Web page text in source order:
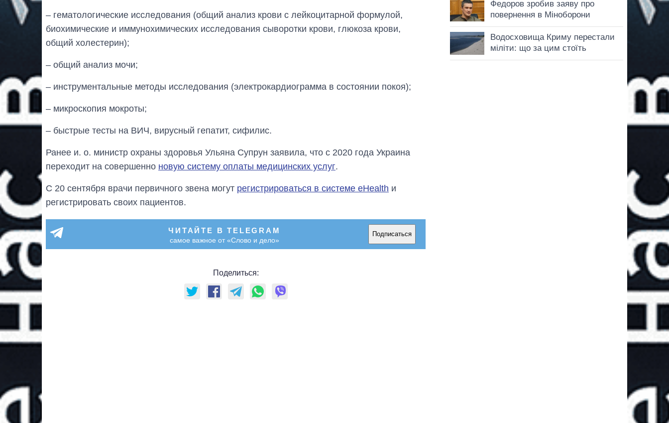
– гематологические исследования (общий анализ крови с лейкоцитарной формулой,
биохимические и иммунохимических исследования сыворотки крови, глюкоза крови,
общий холестерин);
– общий анализ мочи;
– инструментальные методы исследования (электрокардиограмма в состоянии покоя);
– микроскопия мокроты;
– быстрые тесты на ВИЧ, вирусный гепатит, сифилис.
Ранее и. о. министр охраны здоровья Ульяна Супрун заявила, что с 2020 года Украина
переходит на совершенно новую систему оплаты медицинских услуг.
С 20 сентября врачи первичного звена могут регистрироваться в системе eHealth и
регистрировать своих пациентов.
ЧИТАЙТЕ В TELEGRAM
самое важное от «Слово и дело»
Подписаться
Поделиться: